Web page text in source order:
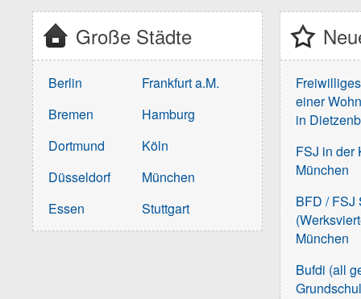
Große Städte
Berlin
Bremen
Dortmund
Düsseldorf
Essen
Frankfurt a.M.
Hamburg
Köln
München
Stuttgart
einer
in
FSJ in der
München
BFD / FSJ
München
Bufdi (all